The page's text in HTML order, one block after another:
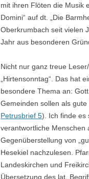
mit ihren Flöten die Musik
Domini“ auf dt. „Die
Oberkrumbach seit vielen
Jahr aus besonderen
Nicht nur ganz treue
„Hirtensonntag“. Das hat
besondere Thema an:
Gemeinden sollen als gute
Petrusbrief 5). Ich finde es
verantwortliche Menschen
Gegenüberstellung von
Hesekiel nachzulesen.
Landeskirchen und
Übersetzung des lat.